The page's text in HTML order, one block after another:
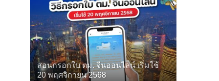
สอนกรอกใบ ตม. จีนออนไลน์ เริ่มใช้
20 พฤศจิกายน 2568